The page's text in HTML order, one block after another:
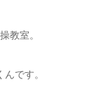
教室。
です。